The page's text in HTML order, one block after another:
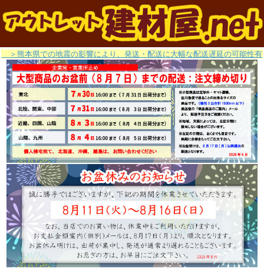
＞熊本県での地震の影響により、発送・配送に大幅な配送遅延の可能性有